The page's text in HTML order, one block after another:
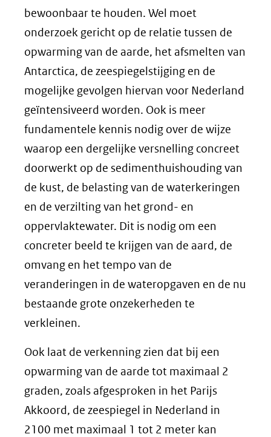
bewoonbaar te houden. Wel moet
onderzoek gericht op de relatie tussen de
opwarming van de aarde, het afsmelten van
Antarctica, de zeespiegelstijging en de
mogelijke gevolgen hiervan voor Nederland
geïntensiveerd worden. Ook is meer
fundamentele kennis nodig over de wijze
waarop een dergelijke versnelling concreet
doorwerkt op de sedimenthuishouding van
de kust, de belasting van de waterkeringen
en de verzilting van het grond- en
oppervlaktewater. Dit is nodig om een
concreter beeld te krijgen van de aard, de
omvang en het tempo van de
veranderingen in de wateropgaven en de nu
bestaande grote onzekerheden te
verkleinen.
Ook laat de verkenning zien dat bij een
opwarming van de aarde tot maximaal 2
graden, zoals afgesproken in het Parijs
Akkoord, de zeespiegel in Nederland in
2100 met maximaal 1 tot 2 meter kan